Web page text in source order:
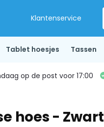
Klantenservice
Tablet hoesjes Tassen
op de post voor 17:00
hoes - Zwart